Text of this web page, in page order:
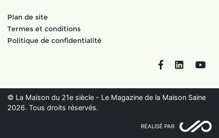
Plan de site
Termes et conditions
Politique de confidentialité
FacebookLinkedIn
© La Maison du 21e siècle - Le Magazine de la Maison Saine
2026. Tous droits réservés.
RÉALISÉ PAR